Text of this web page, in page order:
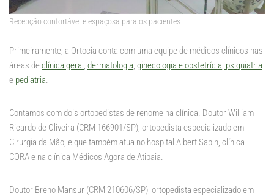
Recepção confortável e espaçosa para os pacientes
Primeiramente, a Ortocia conta com uma equipe de médicos clínicos nas
áreas declínica geral dermatologia ginecologia e obstetrícia psiquiatria
e pediatria
Contamos com dois ortopedistas de renome na clínica. Doutor William
Ricardo de Oliveira (CRM 166901/SP), ortopedista especializado em
Cirurgia da Mão, e que também atua no hospital Albert Sabin, clínica
CORA e na clínica Médicos Agora de Atibaia.
Doutor Breno Mansur (CRM 210606/SP), ortopedista especializado em